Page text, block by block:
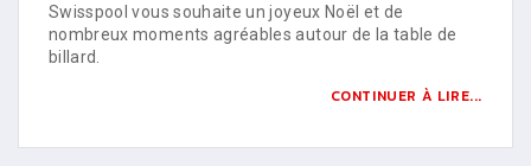
Swisspool vous souhaite un joyeux Noël et de
nombreux moments agréables autour de la table de
billard.
CONTINUER À LIRE...